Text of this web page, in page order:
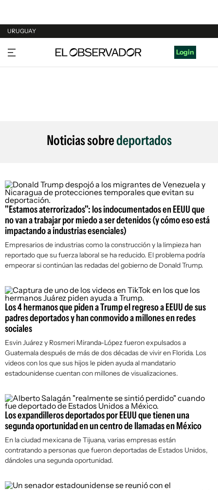
URUGUAY
URUGUAY
ARGENTINA
Login
Noticias sobredeportados
"Estamos aterrorizados": los indocumentados en EEUU que
no van a trabajar por miedo a ser detenidos (y cómo eso está
impactando a industrias esenciales)
Empresarios de industrias como la construcción y la limpieza han
reportado que su fuerza laboral se ha reducido. El problema podría
empeorar si continúan las redadas del gobierno de Donald Trump.
Los 4 hermanos que piden a Trump el regreso a EEUU de sus
padres deportados y han conmovido a millones en redes
sociales
Esvin Juárez y Rosmeri Miranda-López fueron expulsados a
Guatemala después de más de dos décadas de vivir en Florida. Los
videos con los que sus hijos le piden ayuda al mandatario
estadounidense cuentan con millones de visualizaciones.
Los expandilleros deportados por EEUU que tienen una
segunda oportunidad en un centro de llamadas en México
En la ciudad mexicana de Tijuana, varias empresas están
contratando a personas que fueron deportadas de Estados Unidos,
dándoles una segunda oportunidad.